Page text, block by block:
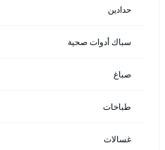
حدادين
سباك أدوات صحية
صباغ
طباخات
غسالات